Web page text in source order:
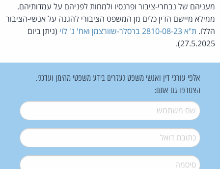
מעניהם של נבחרי-ציבור ופרנסיו ולמחות לפניהם על עמדותיהם.
ממילא מיישם הדין כלים מן המשפט הציבורי להגנה על אנשי-הציבור
הללו. ת"א 2810-08-23 ברסלר-שוורצמן ואח' נ' לוי
(ניתן ביום
27.5.2025).
אלפי עורכי דין ואנשי משפט נעזרים בידע משפטי מהימן ועדכני.
הצטרפו גם אתם:
שם משתמש*
דואל*
סיסמה*